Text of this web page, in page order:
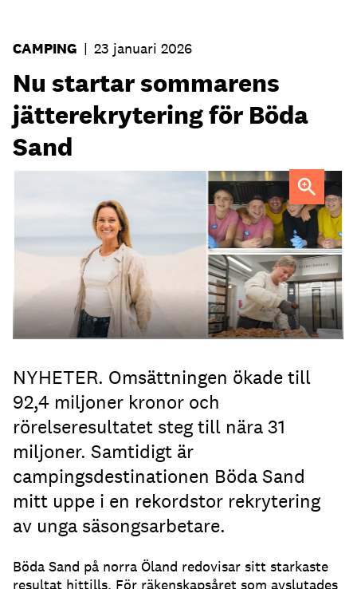
CAMPING | 23 januari 2026
Nu startar sommarens
jätterekrytering för Böda
Sand
Anna Barkevall FOTO: Marcus Carlsson
NYHETER. Omsättningen ökade till
92,4 miljoner kronor och
rörelseresultatet steg till nära 31
miljoner. Samtidigt är
campingsdestinationen Böda Sand
mitt uppe i en rekordstor rekrytering
av unga säsongsarbetare.
Böda Sand på norra Öland redovisar sitt starkaste
resultat hittills. För räkenskapsåret som avslutades